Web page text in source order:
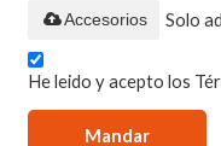
Solo
Accesorios
He leido y acepto los
Mandar